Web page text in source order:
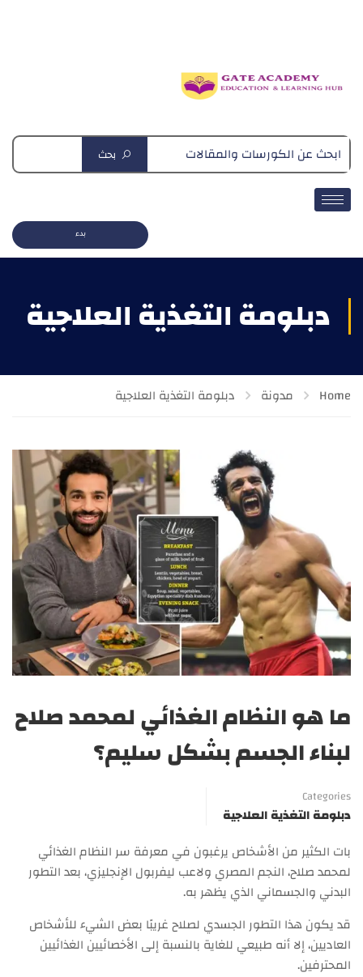
بحث
بدء
دبلومة التغذية العلاجية
Home مدونة دبلومة التغذية العلاجية
ما هو النظام الغذائي لمحمد صلاح
لبناء الجسم بشكل سليم؟
Categories
دبلومة التغذية العلاجية
بات الكثير من الأشخاص يرغبون في معرفة سر النظام الغذائي
لمحمد صلاح، النجم المصري ولاعب ليفربول الإنجليزي، بعد التطور
البدني والجسماني الذي يظهر به.
قد يكون هذا التطور الجسدي لصلاح غريبًا بعض الشيء للأشخاص
العاديين، إلا أنه طبيعي للغاية بالنسبة إلى الأخصائيين الغذائيين
المحترفين.